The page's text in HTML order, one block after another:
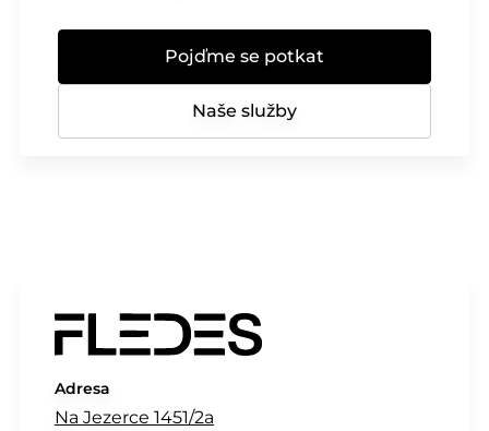
Pojďme se potkat
Naše služby
Adresa
Na Jezerce 1451/2a